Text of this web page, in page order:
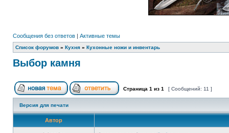
Сообщения без ответов | Активные темы
Список форумов » Кухня » Кухонные ножи и инвентарь
Выбор камня
Страница 1 из 1 [ Сообщений: 11 ]
Версия для печати
Автор